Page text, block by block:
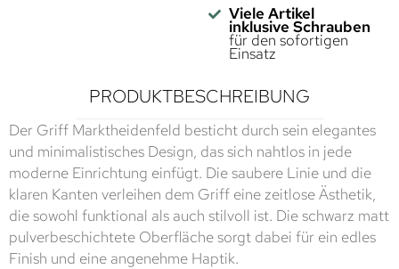
Viele Artikel
inklusive Schrauben
für den sofortigen
Einsatz
PRODUKTBESCHREIBUNG
Der Griff Marktheidenfeld besticht durch sein elegantes
und minimalistisches Design, das sich nahtlos in jede
moderne Einrichtung einfügt. Die saubere Linie und die
klaren Kanten verleihen dem Griff eine zeitlose Ästhetik,
die sowohl funktional als auch stilvoll ist. Die schwarz matt
pulverbeschichtete Oberfläche sorgt dabei für ein edles
Finish und eine angenehme Haptik.